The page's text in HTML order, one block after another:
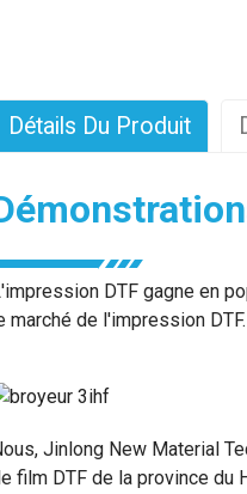
Détails Du Produit
DTF gagne en
marché de l'impression DTF.
Jinlong New Material
film DTF de la province du